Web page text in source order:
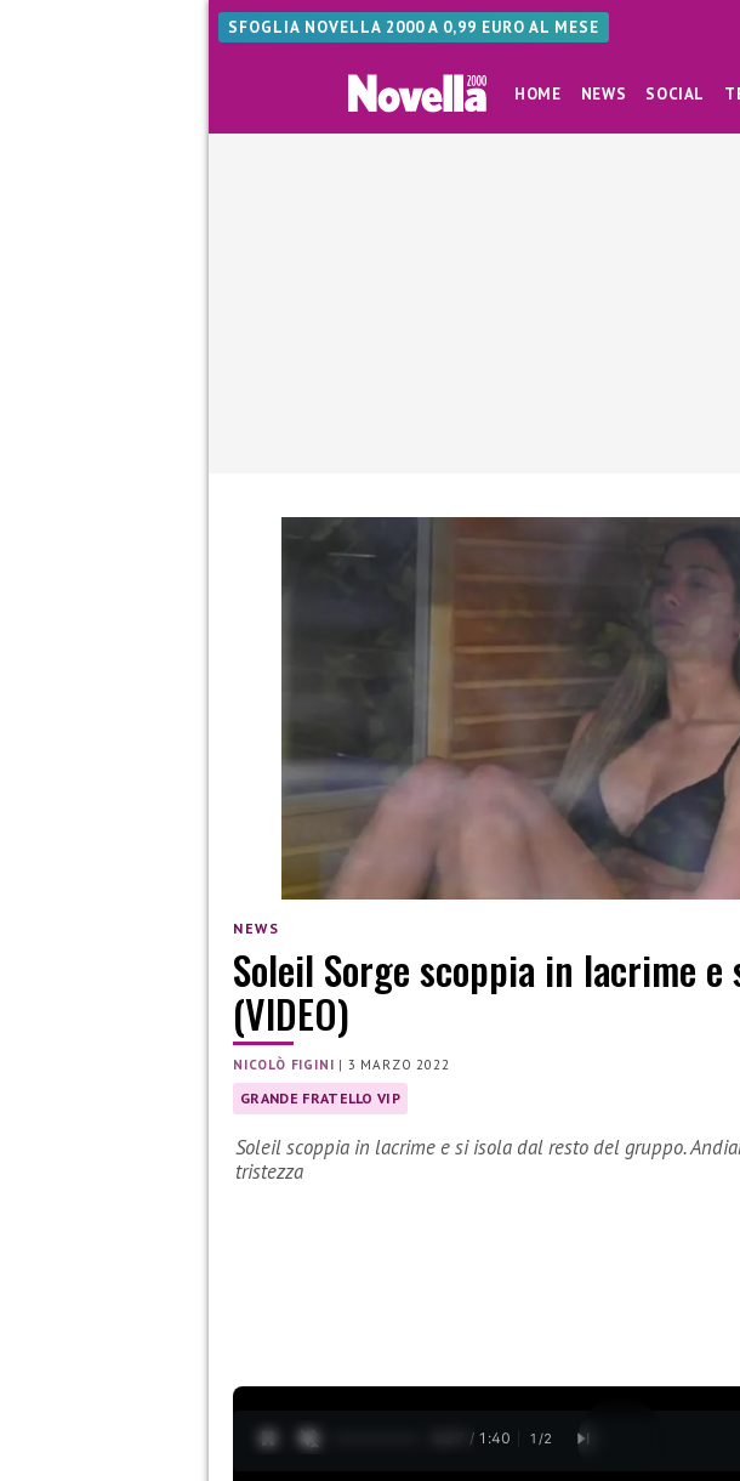
SFOGLIA NOVELLA 2000 A 0,99 EURO AL MESE
HOME NEWS SOCIAL
NEWS
Soleil Sorge scoppia in lacrime
(VIDEO)
NICOLÒ FIGINI | 3 MARZO 2022
GRANDE FRATELLO VIP
Soleil scoppia in lacrime e si isola dal resto del gruppo.
tristezza
0:28 / 1:40 1 /2